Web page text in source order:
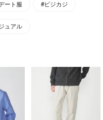
ート服 #ビジカジ
ュアル